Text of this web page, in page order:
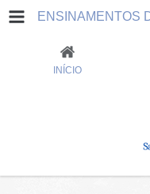
ENSINAMENTOS
INÍCIO